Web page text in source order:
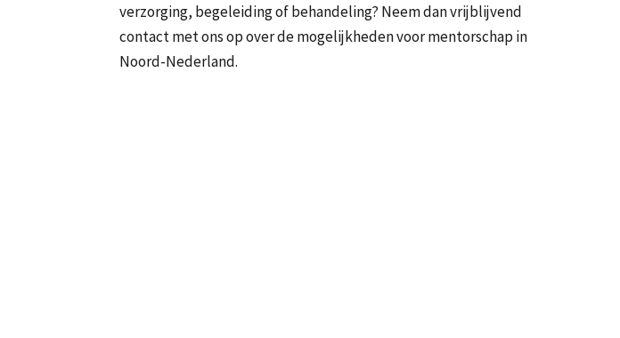
verzorging, begeleiding of behandeling? Neem dan vrijblijvend
contact met ons op over de mogelijkheden voor mentorschap in
Noord-Nederland.